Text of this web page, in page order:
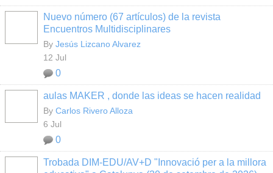
Nuevo número (67 artículos) de la revista
Encuentros Multidisciplinares
By Jesús Lizcano Alvarez
12 Jul
0
aulas MAKER , donde las ideas se hacen realidad
By Carlos Rivero Alloza
6 Jul
0
Trobada DIM-EDU/AV+D "Innovació per a la millora